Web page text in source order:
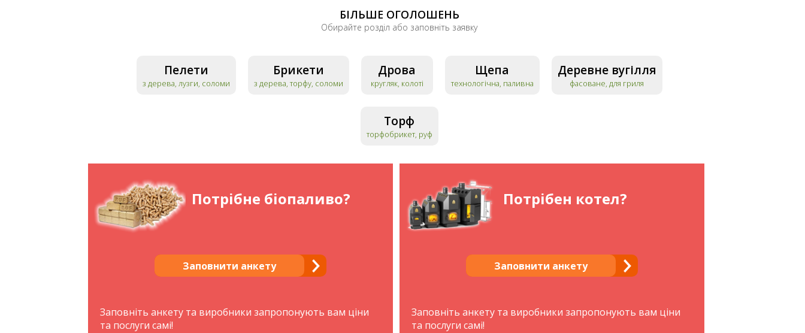
БІЛЬШЕ ОГОЛОШЕНЬ
Обирайте розділ або заповніть заявку
Пелети
з дерева, лузги, соломи
Брикети
з дерева, торфу, соломи
Дрова
кругляк, колоті
Щепа
технологічна, паливна
Деревне вугілля
фасоване, для гриля
Торф
торфобрикет, руф
Потрібне біопаливо?
Заповнити анкету
Заповніть анкету та виробники запропонують вам ціни
та послуги самі!
Потрібен котел?
Заповнити анкету
Заповніть анкету та виробники запропонують вам ціни
та послуги самі!